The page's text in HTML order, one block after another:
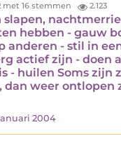
met 16 stemmen 2.123
slapen,
hebben - gauw
anderen - stil in
actief zijn - doen
- huilen Soms zijn
dan weer ontlopen
2004